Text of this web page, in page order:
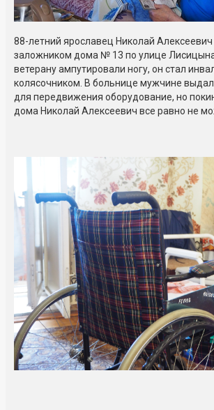
88-летний ярославец Николай
заложником дома № 13 по улице
ветерану ампутировали ногу, он стал
колясочником. В больнице мужчине
для передвижения оборудование, но
дома Николай Алексеевич все равно не